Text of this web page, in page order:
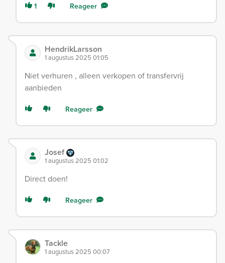
1 Reageer
HendrikLarsson
1 augustus 2025 01:05
Niet verhuren , alleen verkopen of transfervrij
aanbieden
Reageer
Josef
1 augustus 2025 01:02
Direct doen!
Reageer
Tackle
1 augustus 2025 00:07